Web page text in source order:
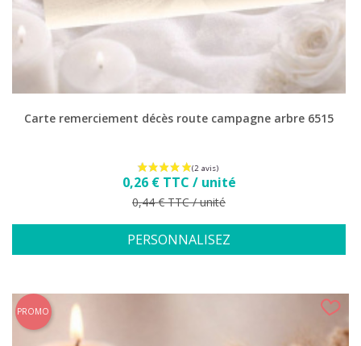
Carte remerciement décès route campagne arbre 6515
Prix
0,26 € TTC / unité
Prix de base
0,44 € TTC / unité
PERSONNALISEZ
PROMO